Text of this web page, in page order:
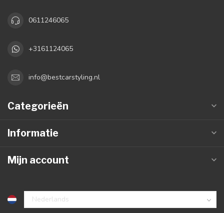
0611246065
+3161124065
info@bestcarstyling.nl
Categorieën
Informatie
Mijn account